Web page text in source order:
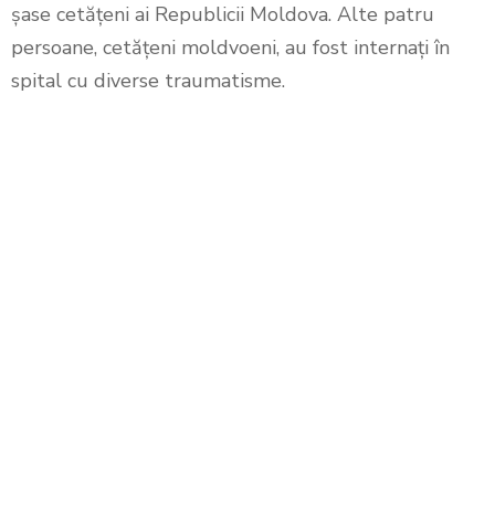
șase cetățeni ai Republicii Moldova. Alte patru
persoane, cetățeni moldvoeni, au fost internați în
spital cu diverse traumatisme.